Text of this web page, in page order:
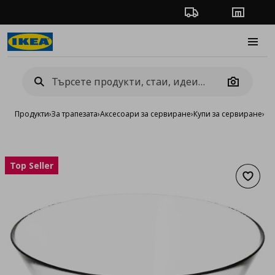
Проследяване на
Camera
Продукти›За трапезата›Аксесоари за сервиране›Купи за сервиране›
Top Seller